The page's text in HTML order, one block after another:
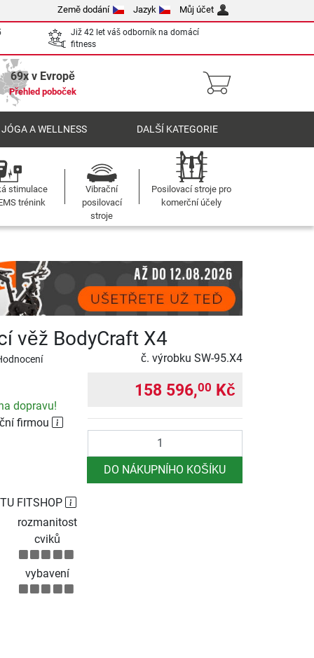
Země dodání Jazyk Můj účet
Již 42 let váš odborník na domácí
fitness
69x v Evropě
Přehled poboček
A WELLNESS DALŠÍ KATEGORIE
stimulace
trénink
Vibrační
posilovací
stroje
Posilovací stroje pro
komerční účely
věž BodyCraft X4
č. výrobku SW-95.X4
dopravu!
firmou
158 596,00 Kč
DO NÁKUPNÍHO KOŠÍKU
FITSHOP
rozmanitost
cviků
vybavení